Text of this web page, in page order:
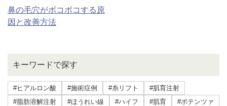
井畑 峰紀 医師 安形省吾 医師
キーワードで探す
#ヒアルロン酸 #施術症例 #糸リフト
#肌育注射
#脂肪溶解注射
#ほうれい線 #ハイフ #肌育
#ポテンツァ
鼻の毛穴がボコボコする原
因と改善方法